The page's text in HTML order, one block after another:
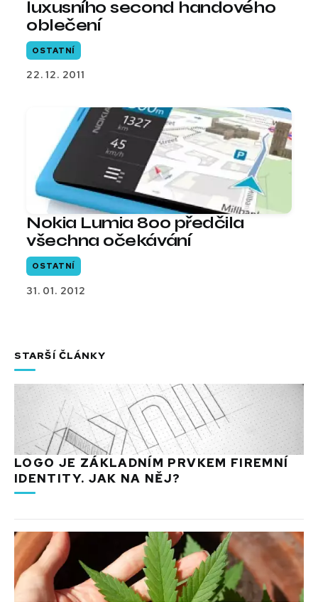
luxusního second handového
oblečení
OSTATNÍ
22. 12. 2011
Nokia Lumia 800 předčila
všechna očekávání
OSTATNÍ
31. 01. 2012
STARŠÍ ČLÁNKY
LOGO JE ZÁKLADNÍM PRVKEM FIREMNÍ
IDENTITY. JAK NA NĚJ?